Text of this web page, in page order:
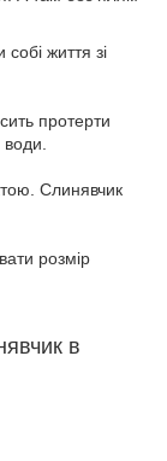
життя зі
протерти
води.
Слинявчик
розмір
в